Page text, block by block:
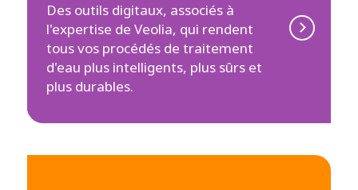
Des outils digitaux, associés à
l'expertise de Veolia, qui rendent
tous vos procédés de traitement
d'eau plus intelligents, plus sûrs et
plus durables.